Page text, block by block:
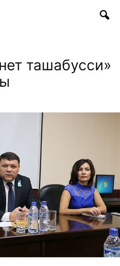
ташабусси»